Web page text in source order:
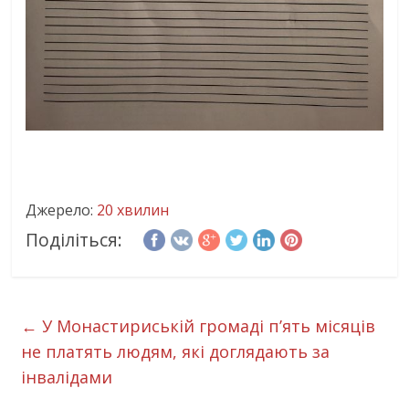
Джерело: 20 хвилин
Поділіться:
← У Монастириській громаді п’ять місяців
не платять людям, які доглядають за
інвалідами